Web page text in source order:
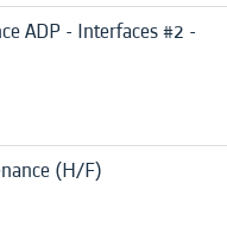
ADP - Interfaces #2 -
(H/F)